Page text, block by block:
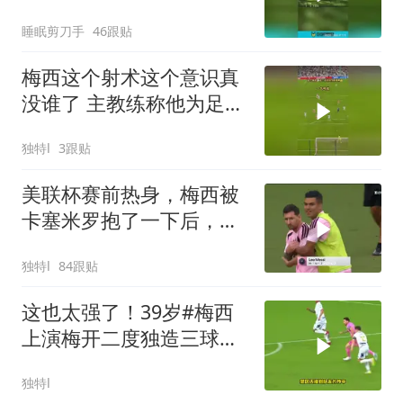
睡眠剪刀手 46跟贴
梅西这个射术这个意识真
没谁了 主教练称他为足球
独特l 3跟贴
美联杯赛前热身，梅西被
卡塞米罗抱了一下后，开
独特l 84跟贴
这也太强了！39岁#梅西
上演梅开二度独造三球闪
独特l